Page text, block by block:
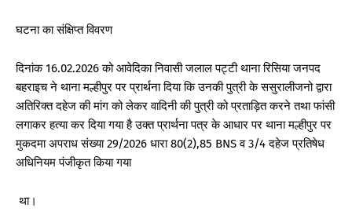
घटना का संक्षिप्त विवरण
दिनांक 16.02.2026 को आवेदिका निवासी जलाल पट्टी थाना रिसिया जनपद
बहराइच ने थाना मल्हीपुर पर प्रार्थना दिया कि उनकी पुत्री के ससुरालीजनो द्वारा
अतिरिक्त दहेज की मांग को लेकर वादिनी की पुत्री को प्रताड़ित करने तथा फांसी
लगाकर हत्या कर दिया गया है उक्त प्रार्थना पत्र के आधार पर थाना मल्हीपुर पर
मुकदमा अपराध संख्या 29/2026 धारा 80(2),85 BNS व 3/4 दहेज प्रतिषेध
अधिनियम पंजीकृत किया गया
था।